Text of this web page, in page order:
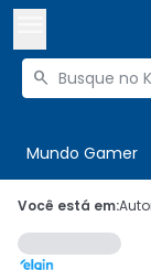
Buscar

Mundo Gamer
 Olá.

Você está em: